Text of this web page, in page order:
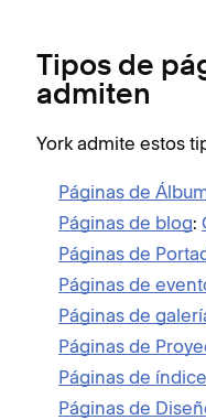
Tipos de
admiten
York admite estos
Páginas de
Páginas de blog:
Páginas de
Páginas de
Páginas de
Páginas de
Páginas de índice
Páginas de